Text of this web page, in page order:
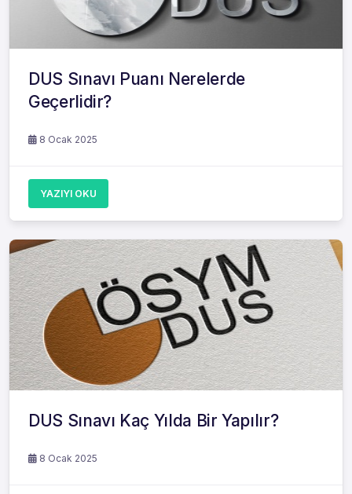
DUS Sınavı Puanı Nerelerde
Geçerlidir?
8 Ocak 2025
YAZIYI OKU
DUS Sınavı Kaç Yılda Bir Yapılır?
8 Ocak 2025